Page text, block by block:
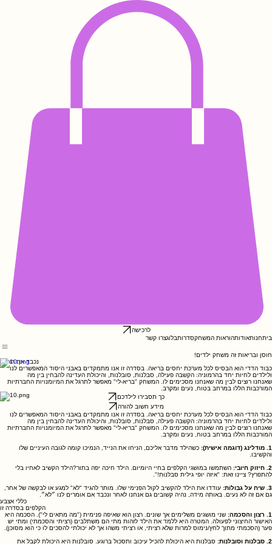
לרכישה
ביתחנותאודותהוראות המשחקסדרותבלוגצרו קשר
חוסן ובריאות זה משחק ילדים!
נכבד את האחר
כבוד הדדי הוא הבסיס לכל מערכת יחסים בריאה. בסדרה זו אנו מתמקדים באבני היסוד המאפשרים לנו
ולילדים לחיות יחד בהרמוניה: הקשבה פעילה, סבלנות, סובלנות, והיכולת העדינה להבחין בין מה
שאנחנו רוצים לבין מה שאנחנו מסכימים לו. המשחק "בריא-לי" מאפשר לתרגל את המיומנויות החברתיות
המורכבות הללו במרחב בטוח, נעים ומקרב.
כך תסבירו לילדכם
מידע חשוב להורה
כבוד הדדי הוא הבסיס לכל מערכת יחסים בריאה. בסדרה זו אנו מתמקדים באבני היסוד המאפשרים לנו
ולילדים לחיות יחד בהרמוניה: הקשבה פעילה, סבלנות, סובלנות, והיכולת העדינה להבחין בין מה
שאנחנו רוצים לבין מה שאנחנו מסכימים לו. המשחק "בריא-לי" מאפשר לתרגל את המיומנויות החברתיות
המורכבות הללו במרחב בטוח, נעים ומקרב.
1. מודלינג (דוגמה אישית):
כשהילד מדבר אליכם, הניחו את הנייד, הנמיכו קומה לגובה העיניים שלו
והקשיבו.
2. חיזוק חיובי:
השתמשו במושגי הקלפים בחיי היומיום. הילד חיכה יפה בתור?הילד הקשיב לאחיו בלי
להתפרץ? ציינו זאת: "איזה יופי גילית סבלנות!".
3. שיח על גבולות:
עודדו את הילד להקשיב לקול הפנימי שלו. מותר להגיד "לא" למגע או לבקשה של אחר,
גם אם זה לא נעים. באותה מידה, נהיה קשובים גם אנחנו לאחר ונכבד אם אומרים לנו ״לא״.
כללי אצבע
הקלפים בסדרה זו
1. רצון והסכמה:
שני מושגים משלימים אך שונים. רצון הוא שאיפה פנימית ("מה מתאים לי"). הסכמה היא
האישור החיצוני לפעולה. המטרה היא ללמד את הילד לזהות מתי הם משתלבים (רציתי והסכמתי) ומתי יש
פער (הסכמתי מתוך לחץ/נימוס למרות שלא רציתי, או רציתי משהו אך לא יכולתי להסכים לו כי הוא מסוכן).
2. סבלנות וסובלנות:
סבלנות היא היכולת להכיל עיכוב ותסכול ברוגע. סובלנות היא היכולת לקבל את